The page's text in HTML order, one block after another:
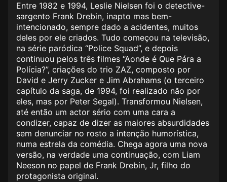
Entre 1982 e 1994, Leslie Nielsen foi o detective-
sargento Frank Drebin, inapto mas bem-
intencionado, sempre dado a acidentes, muitos
deles por ele criados. Tudo começou na televisão,
na série paródica “Police Squad”, e depois
continuou pelos três filmes “Aonde é Que Pára a
Polícia?”, criações do trio ZAZ, composto por
David e Jerry Zucker e Jim Abrahams (o terceiro
capítulo da saga, de 1994, foi realizado não por
eles, mas por Peter Segal). Transformou Nielsen,
até então um actor sério com uma cara a
condizer, capaz de dizer as maiores absurdidades
sem denunciar no rosto a intenção humorística,
numa estrela da comédia. Chega agora uma nova
versão, na verdade uma continuação, com Liam
Neeson no papel de Frank Drebin, Jr, filho do
protagonista original.